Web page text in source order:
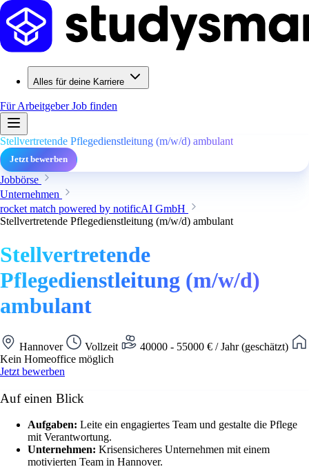
Alles für deine Karriere
Für ArbeitgeberJob finden
Stellvertretende Pflegedienstleitung (m/w/d) ambulant
Jetzt bewerben
Jobbörse
Unternehmen
rocket match powered by notificAI GmbH
Stellvertretende Pflegedienstleitung (m/w/d) ambulant
Stellvertretende
Pflegedienstleitung (m/w/d)
ambulant
Hannover Vollzeit
40000 - 55000 € / Jahr (geschätzt)
Kein Homeoffice möglich
Jetzt bewerben
Auf einen Blick
Aufgaben: Leite ein engagiertes Team und gestalte die Pflege
mit Verantwortung.
Unternehmen: Krisensicheres Unternehmen mit einem
motivierten Team in Hannover.